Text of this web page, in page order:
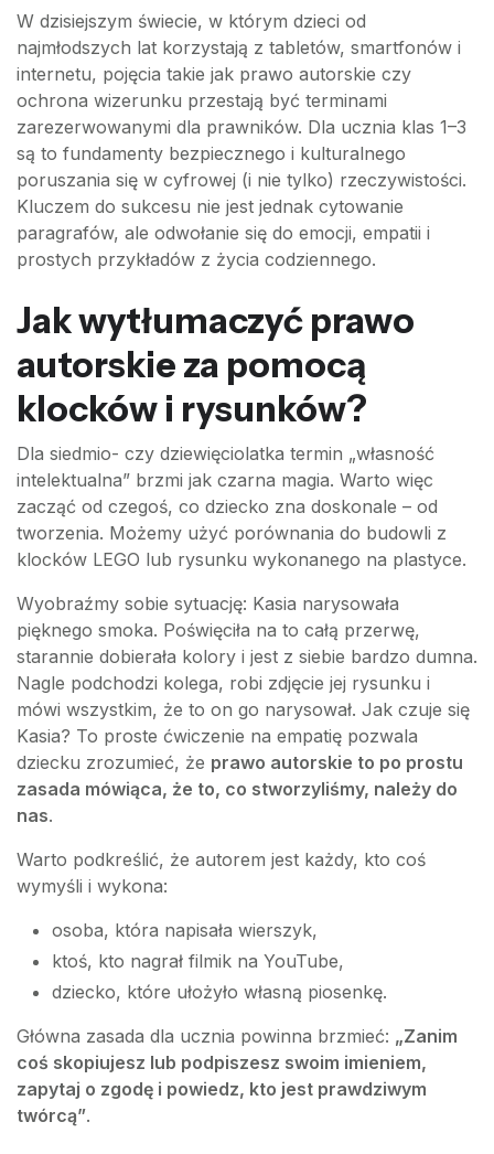
W dzisiejszym świecie, w którym dzieci od
najmłodszych lat korzystają z tabletów, smartfonów i
internetu, pojęcia takie jak prawo autorskie czy
ochrona wizerunku przestają być terminami
zarezerwowanymi dla prawników. Dla ucznia klas 1–3
są to fundamenty bezpiecznego i kulturalnego
poruszania się w cyfrowej (i nie tylko) rzeczywistości.
Kluczem do sukcesu nie jest jednak cytowanie
paragrafów, ale odwołanie się do emocji, empatii i
prostych przykładów z życia codziennego.
Jak wytłumaczyć prawo
autorskie za pomocą
klocków i rysunków?
Dla siedmio- czy dziewięciolatka termin „własność
intelektualna” brzmi jak czarna magia. Warto więc
zacząć od czegoś, co dziecko zna doskonale – od
tworzenia. Możemy użyć porównania do budowli z
klocków LEGO lub rysunku wykonanego na plastyce.
Wyobraźmy sobie sytuację: Kasia narysowała
pięknego smoka. Poświęciła na to całą przerwę,
starannie dobierała kolory i jest z siebie bardzo dumna.
Nagle podchodzi kolega, robi zdjęcie jej rysunku i
mówi wszystkim, że to on go narysował. Jak czuje się
Kasia? To proste ćwiczenie na empatię pozwala
dziecku zrozumieć, że prawo autorskie to po prostu
zasada mówiąca, że to, co stworzyliśmy, należy do
nas.
Warto podkreślić, że autorem jest każdy, kto coś
wymyśli i wykona:
osoba, która napisała wierszyk,
ktoś, kto nagrał filmik na YouTube,
dziecko, które ułożyło własną piosenkę.
Główna zasada dla ucznia powinna brzmieć: „Zanim
coś skopiujesz lub podpiszesz swoim imieniem,
zapytaj o zgodę i powiedz, kto jest prawdziwym
twórcą”.